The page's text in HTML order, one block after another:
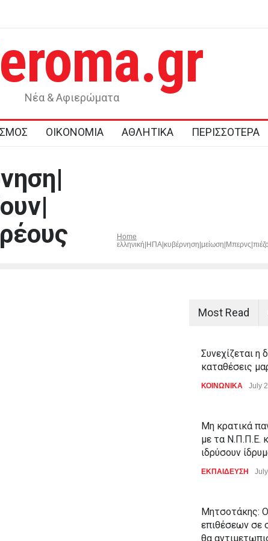
δεν αφήνει περιθώρια
Νέα & Αφιερώματα
ΟΙΚΟΝΟΜΙΑ ΑΘΛΗΤΙΚΑ ΠΕΡΙΣΣΟΤΕΡΑ
Home
Most Read
Συνεχίζεται η
καταθέσεις
ΚΟΙΝΩΝΙΚΑ July
Μη κρατικά
με τα Ν.Π.Π.Ε.
ιδρύσουν
ΕΚΠΑΙΔΕΥΣΗ
Μητσοτάκης:
επιθέσεων σε
θα